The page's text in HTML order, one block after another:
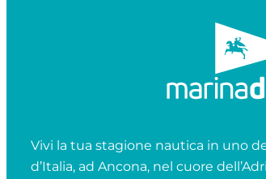
Vivi la tua stagione nautica in uno
d’Italia, ad Ancona, nel cuore